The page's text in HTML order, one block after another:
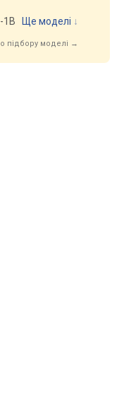
1B
Ще моделі ↓
підбору моделі →